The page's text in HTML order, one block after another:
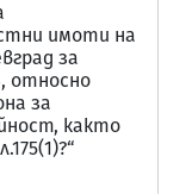
имоти на
за
относно
за
както